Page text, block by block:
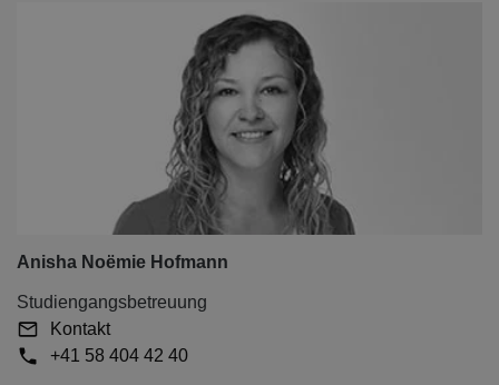
Anisha Noëmie Hofmann
Studiengangsbetreuung
Kontakt
+41 58 404 42 40